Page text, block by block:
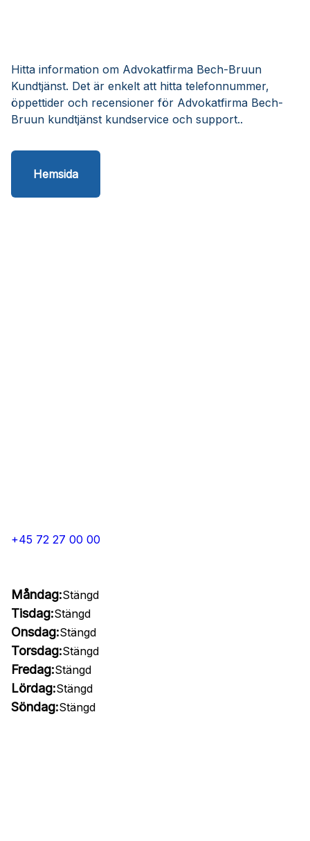
Hitta information om Advokatfirma Bech-Bruun
Kundtjänst. Det är enkelt att hitta telefonnummer,
öppettider och recensioner för Advokatfirma Bech-
Bruun kundtjänst kundservice och support..
Hemsida
+45 72 27 00 00
Måndag:Stängd
Tisdag:Stängd
Onsdag:Stängd
Torsdag:Stängd
Fredag:Stängd
Lördag:Stängd
Söndag:Stängd